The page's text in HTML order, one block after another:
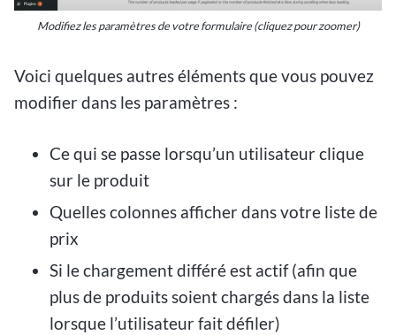
Modifiez les paramètres de votre formulaire (cliquez pour zoomer)
Voici quelques autres éléments que vous pouvez
modifier dans les paramètres :
Ce qui se passe lorsqu’un utilisateur clique
sur le produit
Quelles colonnes afficher dans votre liste de
prix
Si le chargement différé est actif (afin que
plus de produits soient chargés dans la liste
lorsque l’utilisateur fait défiler)